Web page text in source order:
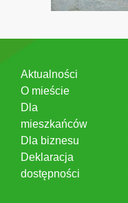
Aktualności
O mieście
Dla
mieszkańców
Dla biznesu
Deklaracja
dostępności